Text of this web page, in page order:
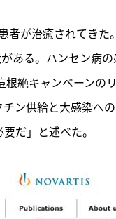
者が治癒されてきた
ある。ハンセン病
絶キャンペーンの
ン供給と大感染へ
だ」と述べた。